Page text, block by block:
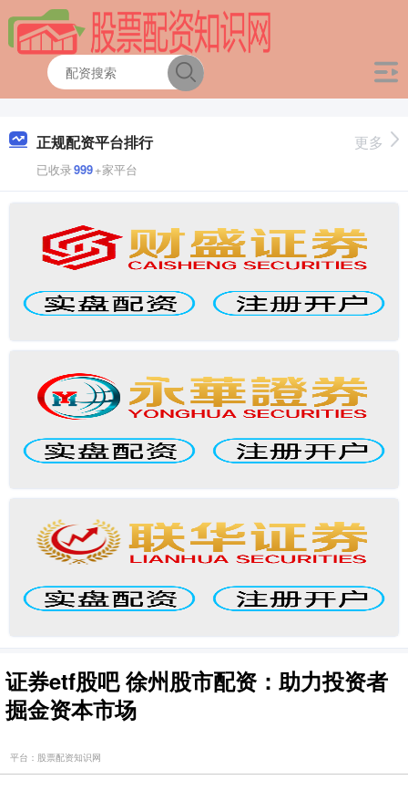
正规配资平台排行
已收录999+家平台
更多
证券etf股吧 徐州股市配资：助力投资者
掘金资本市场
平台：股票配资知识网